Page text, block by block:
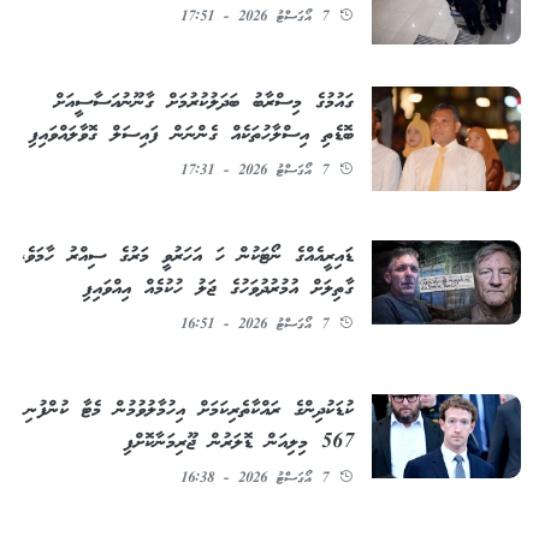
7 އޯގަސްޓު 2026 - 17:51
ގައުމުގެ މިސްރާބު ބަދަލުކުރުމަށް ގާނޫނުއަސާސީއަށް
ބޮޑެތި އިސްލާހުތަކެއް ގެންނަން ފައިސަލް ގޮވާލައްވައިފި
7 އޯގަސްޓު 2026 - 17:31
ޑައިރީއެއްގެ ނޯޓަކުން ހަ އަހަރުވީ މަރުގެ ސިއްރު ހާމަވެ،
ގާތިލަށް އުމުރުދުވަހުގެ ޖަލު ހުކުމެއް އިއްވައިފި
7 އޯގަސްޓު 2026 - 16:51
ކުޑަކުދިންގެ ރައްކާތެރިކަމަށް އިހުމާލުވުމުން މެޓާ ކުންފުނި
567 މިލިއަން ޑޮލަރުން ޖޫރިމަނާކޮށްފި
7 އޯގަސްޓު 2026 - 16:38